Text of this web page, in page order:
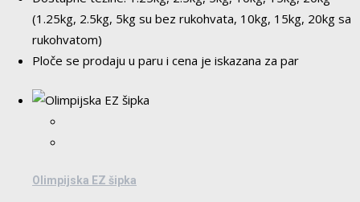
(1.25kg, 2.5kg, 5kg su bez rukohvata, 10kg, 15kg, 20kg sa
rukohvatom)
Ploče se prodaju u paru i cena je iskazana za par
Olimpijska EZ šipka